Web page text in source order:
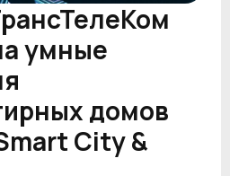
умные
домов
City &